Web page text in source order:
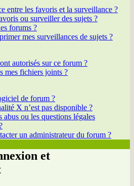
entre les favoris et la surveillance ?
ou surveiller des sujets ?
forums ?
mes surveillances de sujets ?
autorisés sur ce forum ?
mes fichiers joints ?
de forum ?
X n’est pas disponible ?
ou les questions légales
un administrateur du forum ?
et